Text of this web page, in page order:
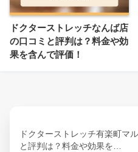
ドクターストレッチなんば店
の口コミと評判は？料金や効
果を含んで評価！
ドクターストレッチ有楽町マ
と評判は？料金や効果を…